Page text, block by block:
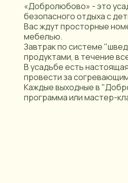
«Добролюбово» - это
безопасного отдыха с
Вас ждут просторные
мебелью.
Завтрак по системе
продуктами, в течение
В усадьбе есть
провести за
Каждые выходные в
программа или мастер-